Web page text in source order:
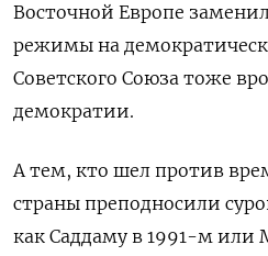
Восточной Европе
режимы на
Советского Союза тоже
демократии.
А тем, кто шел против
страны преподносили
как Саддаму в 1991-м или